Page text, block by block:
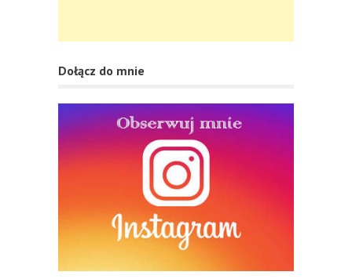
Dołącz do mnie